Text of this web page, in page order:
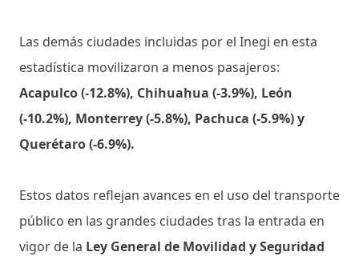
Las demás ciudades incluidas por el Inegi en esta
estadística movilizaron a menos pasajeros:
Acapulco (-12.8%), Chihuahua (-3.9%), León
(-10.2%), Monterrey (-5.8%), Pachuca (-5.9%) y
Querétaro (-6.9%).
Estos datos reflejan avances en el uso del transporte
público en las grandes ciudades tras la entrada en
vigor de la Ley General de Movilidad y Seguridad